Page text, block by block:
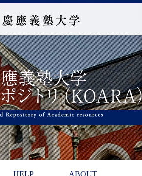
HELP ABOUT